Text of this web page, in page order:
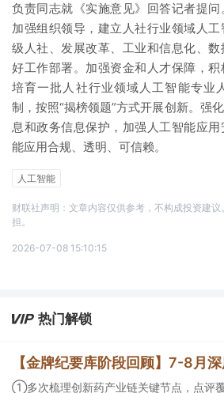
负责同志就《实施意见》回答记者提
加强组织领导，建立人社行业领域人
级人社、发展改革、工业和信息化、
好工作部署。加强资金和人才保障，积
培育一批人社行业领域人工智能专业
制，按照“揭榜领题”方式开展创新。强
息和政务信息保护，加强人工智能应
能应用合规、透明、可信赖。
人工智能
财联社声明：文章内容仅供参考，不构成投资建
担。
2026-07-08 15:10:15
热门解锁
①多次梳理创新药产业链关键节点，点评